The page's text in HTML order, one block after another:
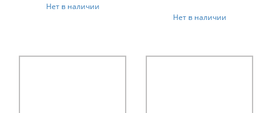
Нет в наличии
Нет в наличии